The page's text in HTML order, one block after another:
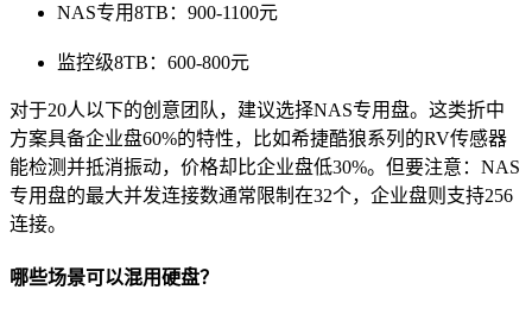
NAS专用8TB：900-1100元
监控级8TB：600-800元
对于20人以下的创意团队，建议选择NAS专用盘。这类折中
方案具备企业盘60%的特性，比如希捷酷狼系列的RV传感器
能检测并抵消振动，价格却比企业盘低30%。但要注意：NAS
专用盘的最大并发连接数通常限制在32个，企业盘则支持256
连接。
哪些场景可以混用硬盘？